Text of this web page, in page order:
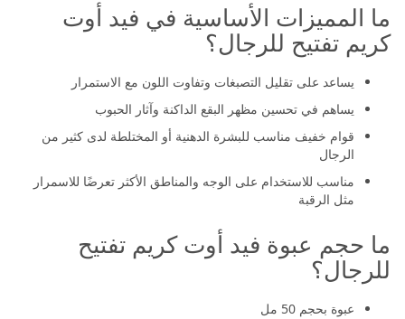
ما المميزات الأساسية في فيد أوت
كريم تفتيح للرجال؟
يساعد على تقليل التصبغات وتفاوت اللون مع الاستمرار
يساهم في تحسين مظهر البقع الداكنة وآثار الحبوب
قوام خفيف مناسب للبشرة الدهنية أو المختلطة لدى كثير من
الرجال
مناسب للاستخدام على الوجه والمناطق الأكثر تعرضًا للاسمرار
مثل الرقبة
ما حجم عبوة فيد أوت كريم تفتيح
للرجال؟
عبوة بحجم 50 مل